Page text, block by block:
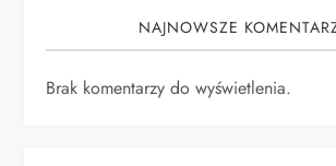
NAJNOWSZE
Brak komentarzy do wyświetlenia.